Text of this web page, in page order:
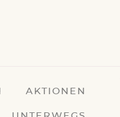
AKTIONEN